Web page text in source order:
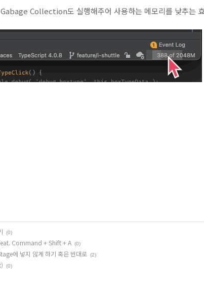
Collection도 실행해주어 사용하는 메모리를 낮추는
(0)
Command + Shift + A (0)
에 넣지 않게 하기 혹은 반대로 (2)
(0)